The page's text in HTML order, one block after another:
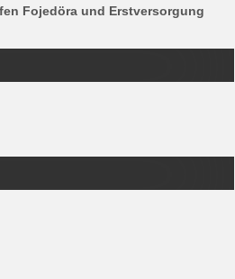
Fojedöra und Erstversorgung